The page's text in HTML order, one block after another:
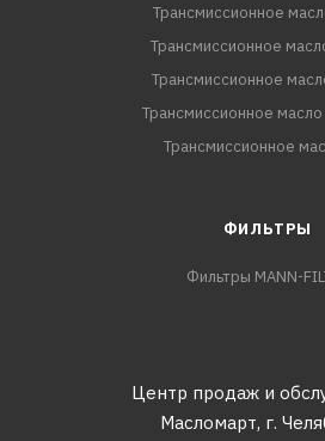
Трансмиссионное
Трансмиссионное
Трансмиссионное
Трансмиссионное масло
Трансмиссионное
ФИЛЬТРЫ
Фильтры MANN-
Центр продаж и
Масломарт, г.